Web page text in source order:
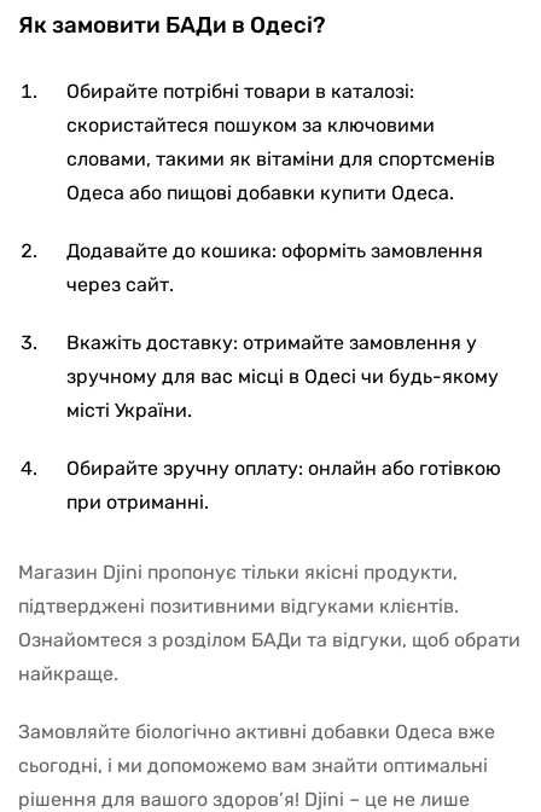
Як замовити БАДи в Одесі?
Обирайте потрібні товари в каталозі:
скористайтеся пошуком за ключовими
словами, такими як вітаміни для спортсменів
Одеса або пищові добавки купити Одеса.
Додавайте до кошика: оформіть замовлення
через сайт.
Вкажіть доставку: отримайте замовлення у
зручному для вас місці в Одесі чи будь-якому
місті України.
Обирайте зручну оплату: онлайн або готівкою
при отриманні.
Магазин Djini пропонує тільки якісні продукти,
підтверджені позитивними відгуками клієнтів.
Ознайомтеся з розділом БАДи та відгуки, щоб обрати
найкраще.
Замовляйте біологічно активні добавки Одеса вже
сьогодні, і ми допоможемо вам знайти оптимальні
рішення для вашого здоров’я! Djini – це не лише